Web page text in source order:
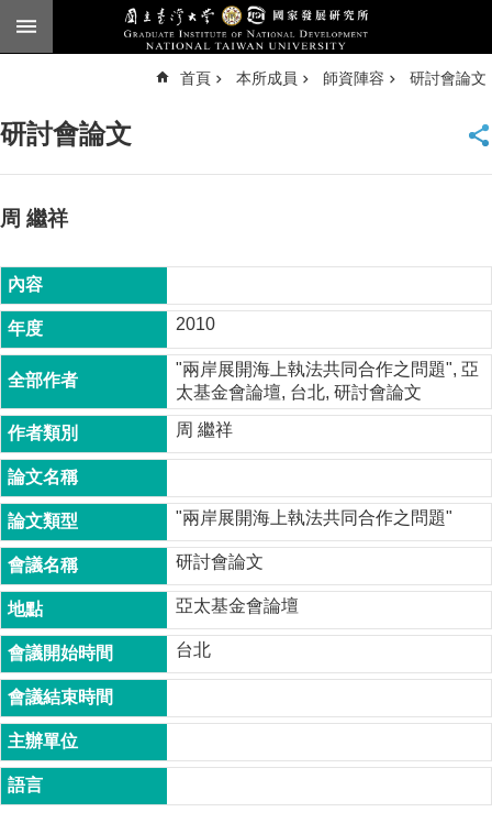
跳到主要內容區塊
臺
頁
公
告
本
所
介
本
所
成
員
博
士
班
碩
士
班
在
職
專
首頁 本所成員 師資陣容 研討會論文
研討會論文
周 繼祥
2010
"兩岸展開海上執法共同合作之問題", 亞
太基金會論壇, 台北, 研討會論文
周 繼祥
"兩岸展開海上執法共同合作之問題"
研討會論文
亞太基金會論壇
台北